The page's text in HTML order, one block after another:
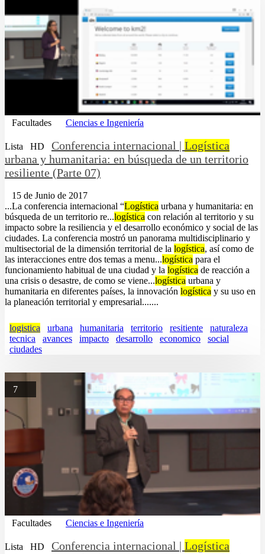
Facultades Ciencias e Ingeniería
Lista HD Conferencia internacional | Logística
urbana y humanitaria: en búsqueda de un territorio
resiliente (Parte 07)
15 de Junio de 2017
...La conferencia internacional “Logística urbana y humanitaria: en
búsqueda de un territorio re...logística con relación al territorio y su
impacto sobre la resiliencia y el desarrollo económico y social de las
ciudades. La conferencia mostró un panorama multidisciplinario y
multisectorial de la dimensión territorial de la logística, así como de
las interacciones entre dos temas a menu...logística para el
funcionamiento habitual de una ciudad y la logística de reacción a
una crisis o desastre, de como se viene...logística urbana y
humanitaria en diferentes países, la innovación logística y su uso en
la planeación territorial y empresarial.......
logistica urbana humanitaria territorio resitiente
naturaleza
tecnica
avances impacto desarrollo economico
social
ciudades
7
Facultades Ciencias e Ingeniería
Lista HD Conferencia internacional | Logística